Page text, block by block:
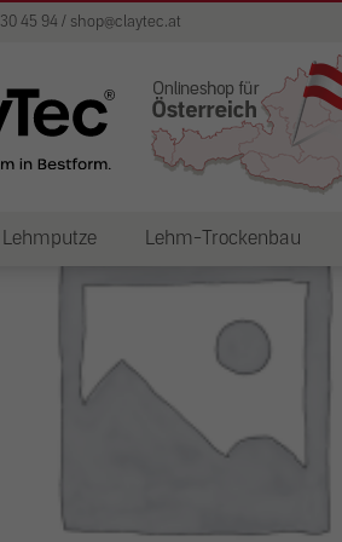
45 94 / shop@claytec.at
Lehmputze Lehm-Trockenbau